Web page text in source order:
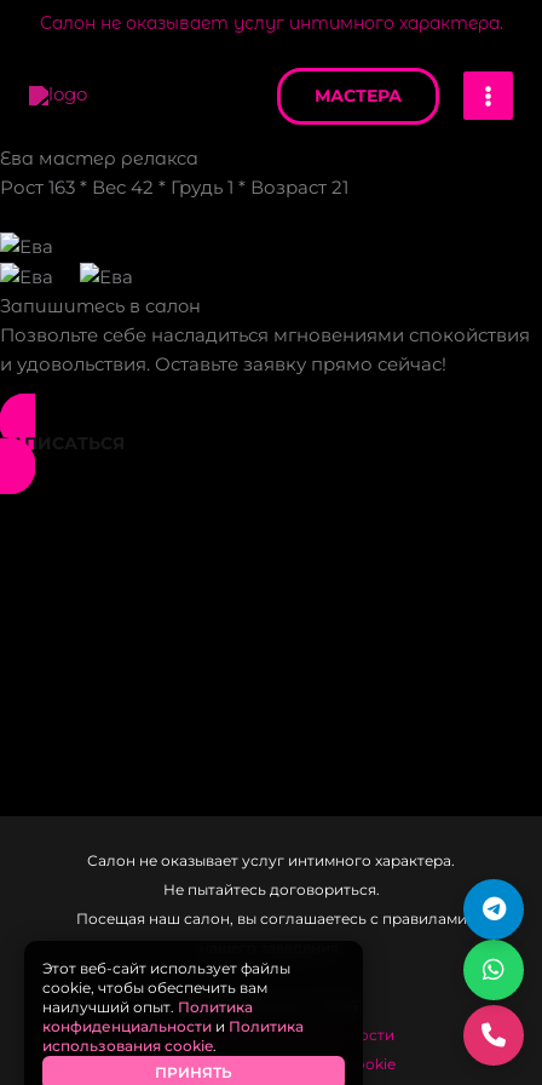
Салон не оказывает услуг интимного характера.
Перейти
МАСТЕРА
Ева мастер релакса
Рост 163 * Вес 42 * Грудь 1 * Возраст 21
Запишитесь в салон
Позвольте себе насладиться мгновениями спокойствия
и удовольствия. Оставьте заявку прямо сейчас!
ЗАПИСАТЬСЯ
Салон не оказывает услуг интимного характера.
Не пытайтесь договориться.
Посещая наш салон, вы соглашаетесь с правилами
Рязань Массаж © 2026
Политика конфиденциальности
Политика использования cookie
Этот веб-сайт использует файлы
cookie, чтобы обеспечить вам
наилучший опыт. Политика
конфиденциальности и Политика
использования cookie.
ПРИНЯТЬ